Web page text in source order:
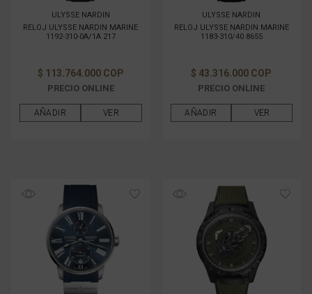
ULYSSE NARDIN
RELOJ ULYSSE NARDIN MARINE
1192-310-0A/1A 217
$ 113.764.000 COP
PRECIO ONLINE
AÑADIR VER
ULYSSE NARDIN
RELOJ ULYSSE NARDIN MARINE
1183-310/40 8655
$ 43.316.000 COP
PRECIO ONLINE
AÑADIR VER